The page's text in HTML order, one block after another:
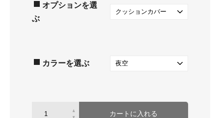
オプションを選
ぶ
カラーを選ぶ
カートに入れる